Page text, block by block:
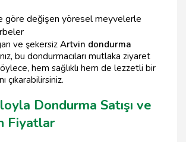
göre değişen yöresel meyvelerle
ve şekersizArtvin dondurma
bu dondurmacıları mutlaka ziyaret
hem sağlıklı hem de lezzetli bir
çıkarabilirsiniz.
Dondurma Satışı ve
Fiyatlar